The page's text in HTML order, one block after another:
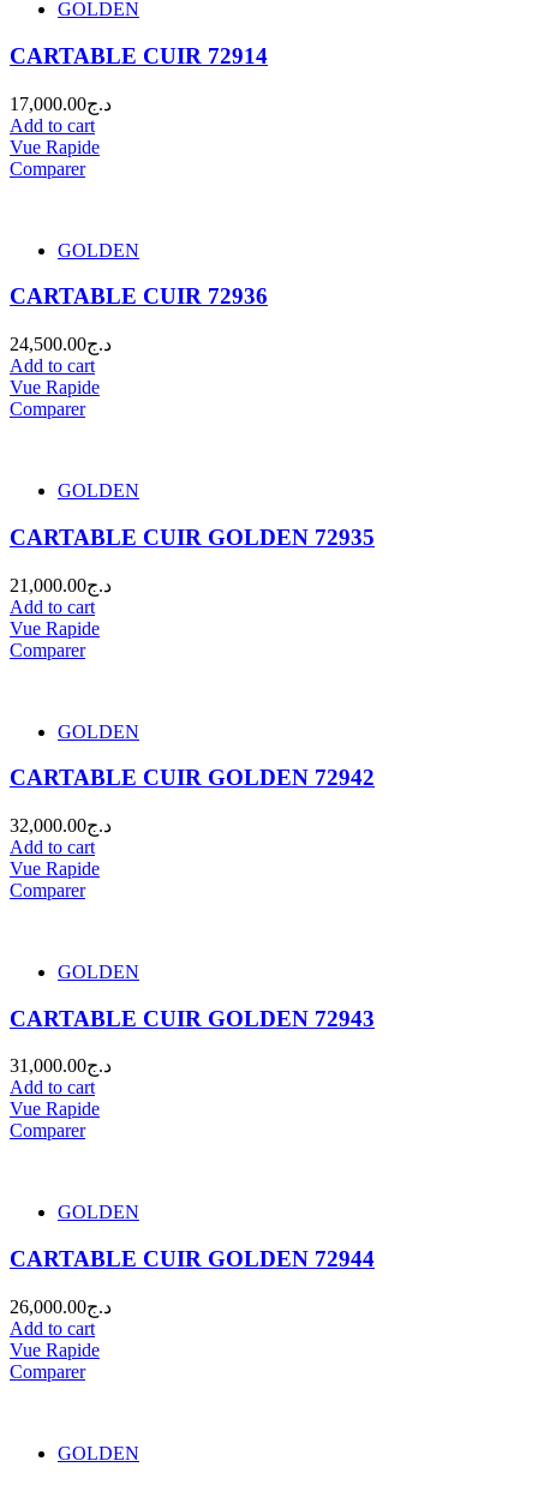
GOLDEN
CARTABLE CUIR 72914
د.ج17,000.00
Add to cart
Vue Rapide
Comparer
GOLDEN
CARTABLE CUIR 72936
د.ج24,500.00
Add to cart
Vue Rapide
Comparer
GOLDEN
CARTABLE CUIR GOLDEN 72935
د.ج21,000.00
Add to cart
Vue Rapide
Comparer
GOLDEN
CARTABLE CUIR GOLDEN 72942
د.ج32,000.00
Add to cart
Vue Rapide
Comparer
GOLDEN
CARTABLE CUIR GOLDEN 72943
د.ج31,000.00
Add to cart
Vue Rapide
Comparer
GOLDEN
CARTABLE CUIR GOLDEN 72944
د.ج26,000.00
Add to cart
Vue Rapide
Comparer
GOLDEN